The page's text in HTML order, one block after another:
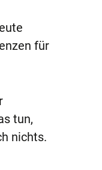
für
tun,
nichts.